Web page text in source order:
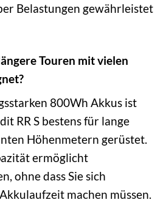
Belastungen gewährleistet
Touren mit vielen
800Wh Akkus ist
RR S bestens für lange
Höhenmetern gerüstet.
ermöglicht
ohne dass Sie sich
machen müssen.